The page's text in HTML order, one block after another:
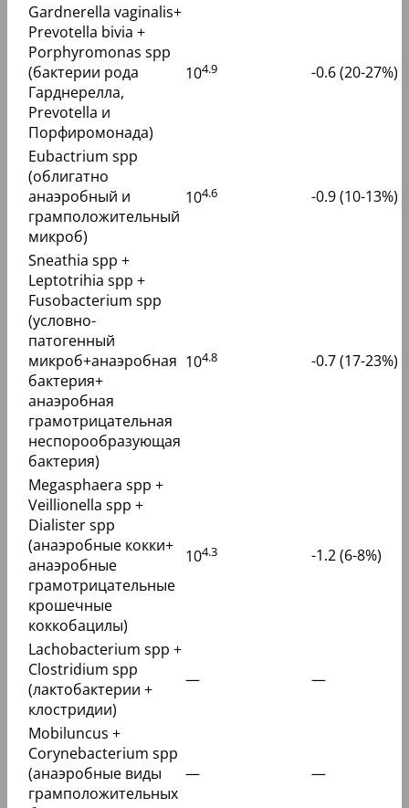
Gardnerella vaginalis+
Prevotella bivia +
Porphyromonas spp
(бактерии рода
Гарднерелла,
Prevotella и
Порфиромонада)
104.9 -0.6 (20-27%)
Eubactrium spp
(облигатно
анаэробный и
грамположительный
микроб)
104.6 -0.9 (10-13%)
Sneathia spp +
Leptotrihia spp +
Fusobacterium spp
(условно-
патогенный
микроб+анаэробная
бактерия+
анаэробная
грамотрицательная
неспорообразующая
бактерия)
104.8 -0.7 (17-23%)
Megasphaera spp +
Veillionella spp +
Dialister spp
(анаэробные кокки+
анаэробные
грамотрицательные
крошечные
коккобацилы)
104.3 -1.2 (6-8%)
Lachobacterium spp +
Clostridium spp
(лактобактерии +
клостридии)
— —
Mobiluncus +
Corynebacterium spp
(анаэробные виды
грамположительных
— —